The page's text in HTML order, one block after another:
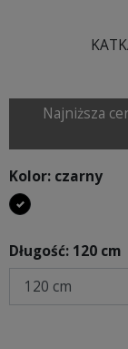
Najniższa
Kolor: czarny
czarny
Długość: 120 cm